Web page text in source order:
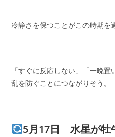
冷静さを保つことがこの時期を
「すぐに反応しない」「一晩
乱を防ぐことにつながりそう。
5月17日 水星が牡